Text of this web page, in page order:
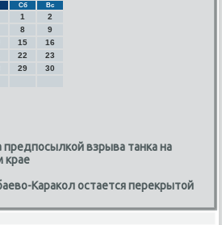
Сб Вс
1
2
8
9
15
16
22
23
29
30
взрыва танка на
крае
Каракол остается перекрытой